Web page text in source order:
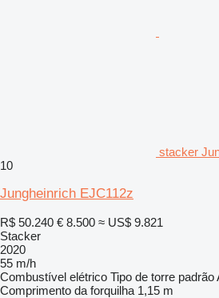
stacker
10
Jungheinrich EJC112z
R$ 50.240 € 8.500 ≈ US$ 9.821
Stacker
2020
55 m/h
Combustível elétrico Tipo de torre padrão
Comprimento da forquilha 1,15 m